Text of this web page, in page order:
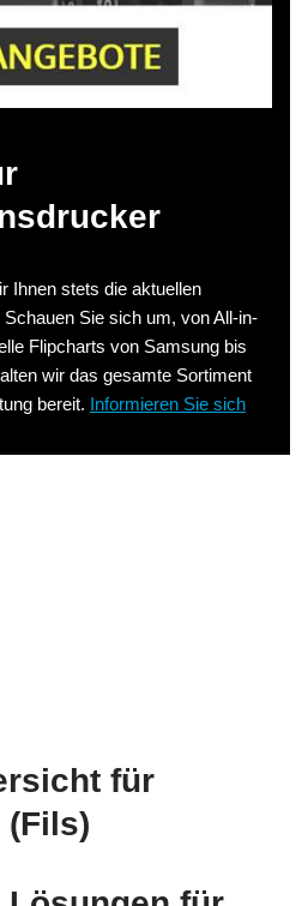
Ihnen stets die aktuellen
Sie sich um, von All-in-
Flipcharts von Samsung bis
wir das gesamte Sortiment
bereit. Informieren Sie sich
für
(Fils)